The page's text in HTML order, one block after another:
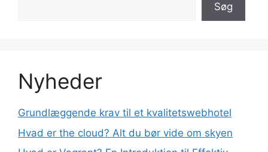
Søg
Nyheder
Grundlæggende krav til et kvalitetswebhotel
Hvad er the cloud? Alt du bør vide om skyen